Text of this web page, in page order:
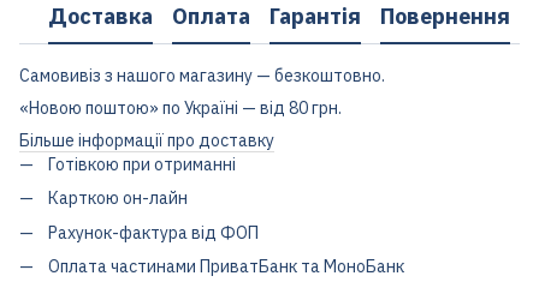
Доставка Оплата Гарантія Повернення
Самовивіз з нашого магазину — безкоштовно.
«Новою поштою» по Україні — від 80 грн.
Більше інформації про доставку
Готівкою при отриманні
Карткою он-лайн
Рахунок-фактура від ФОП
Оплата частинами ПриватБанк та МоноБанк